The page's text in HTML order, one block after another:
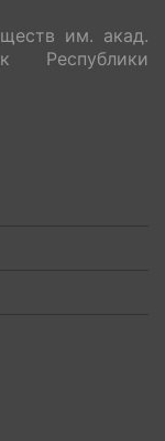
им. акад.
Республики